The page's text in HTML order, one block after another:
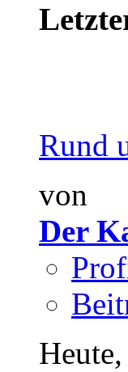
Rund
von
Der
Heute,